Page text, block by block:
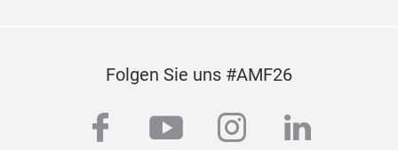
Folgen Sie uns #AMF26
facebook
youtubeinstagram
linkedin